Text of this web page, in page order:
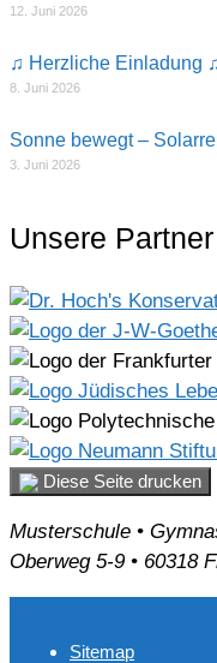
12. Juni 2026
♫ Herzliche Einladung
8. Juni 2026
Sonne bewegt –
3. Juni 2026
Unsere Partner
Diese Seite drucken
Musterschule •
Oberweg 5-9 • 60318
Sitemap